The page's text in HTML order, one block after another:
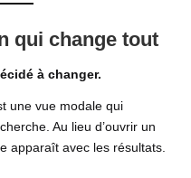
qui change tout
à changer.
une vue modale qui
Au lieu d’ouvrir un
apparaît avec les résultats.